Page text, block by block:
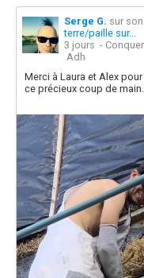
Serge G. sur
terre/paille sur...
3 jours -
Adh
Merci à Laura et Alex
ce précieux coup de main.